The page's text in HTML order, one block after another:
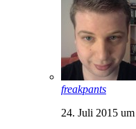
freakpants
24. Juli 2015